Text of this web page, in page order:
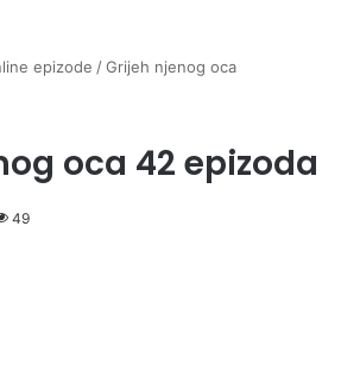
epizode /Grijeh njenog oca
oca 42 epizoda
49